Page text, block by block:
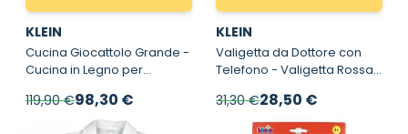
KLEIN
Cucina Giocattolo Grande -
Cucina in Legno per
119,90 €Prezzo speciale
98,30 €
KLEIN
Valigetta da Dottore con
Telefono - Valigetta Rossa
31,30 €Prezzo speciale
28,50 €